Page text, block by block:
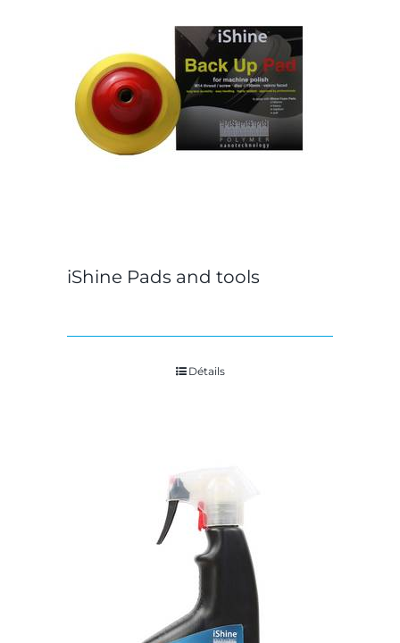
iShine Pads and tools
Détails